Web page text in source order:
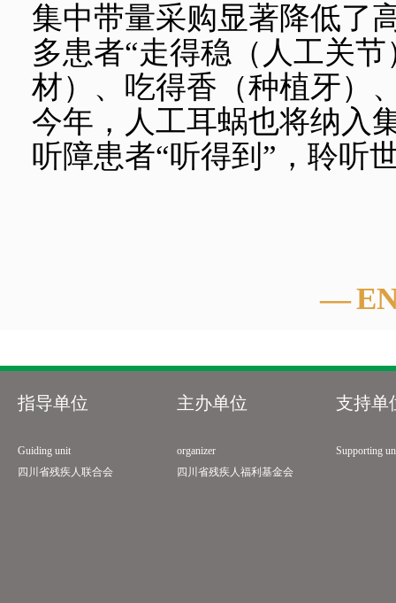
集中带量采购显著降低了
多患者“走得稳（人工关
材）、吃得香（种植牙）
今年，人工耳蜗也将纳入
听障患者“听得到”，聆听
—
指导单位
Guiding unit
四川省残疾人联合会
主办单位
organizer
四川省残疾人福利基金会
支持单
Supporting